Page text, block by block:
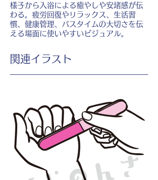
様子から入浴による癒やしや安堵感が伝
わる。疲労回復やリラックス、生活習
慣、健康管理、バスタイムの大切さを伝
える場面に使いやすいビジュアル。
​関連イラスト